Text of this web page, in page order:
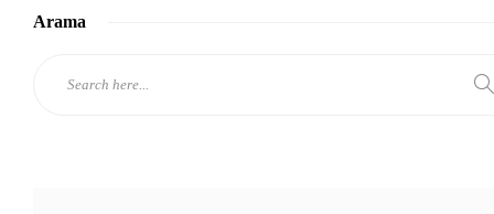
Arama